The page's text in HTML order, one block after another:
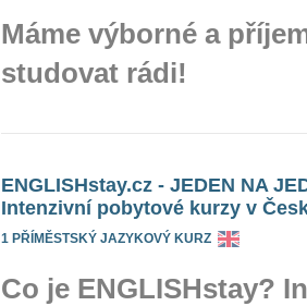
Máme výborné a
studovat rádi!
ENGLISHstay.cz - JEDEN NA
Intenzivní pobytové kurzy v
1 PŘÍMĚSTSKÝ JAZYKOVÝ KURZ
Co je ENGLISHstay?